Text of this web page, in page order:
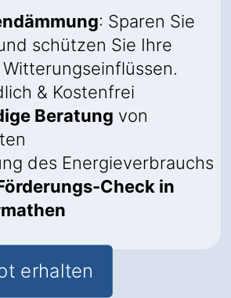
: Sparen Sie
schützen Sie Ihre
& Kostenfrei
Beratung von
des Energieverbrauchs
Check in
erhalten